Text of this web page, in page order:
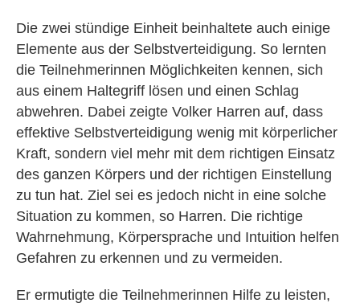
Die zwei stündige Einheit beinhaltete auch einige
Elemente aus der Selbstverteidigung. So lernten
die Teilnehmerinnen Möglichkeiten kennen, sich
aus einem Haltegriff lösen und einen Schlag
abwehren. Dabei zeigte Volker Harren auf, dass
effektive Selbstverteidigung wenig mit körperlicher
Kraft, sondern viel mehr mit dem richtigen Einsatz
des ganzen Körpers und der richtigen Einstellung
zu tun hat. Ziel sei es jedoch nicht in eine solche
Situation zu kommen, so Harren. Die richtige
Wahrnehmung, Körpersprache und Intuition helfen
Gefahren zu erkennen und zu vermeiden.
Er ermutigte die Teilnehmerinnen Hilfe zu leisten,